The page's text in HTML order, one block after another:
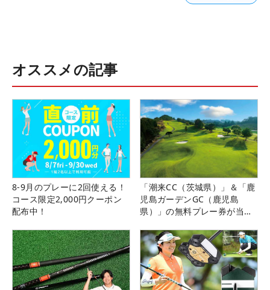
オススメの記事
8-9月のプレーに2回使える！
コース限定2,000円クーポン
配布中！
「潮来CC（茨城県）」＆「鹿
児島ガーデンGC（鹿児島
県）」の無料プレー券が当た